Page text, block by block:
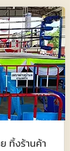
ทิ้งร้านค้า